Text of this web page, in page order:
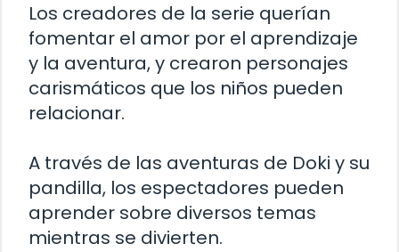
Los creadores de la serie querían
fomentar el amor por el aprendizaje
y la aventura, y crearon personajes
carismáticos que los niños pueden
relacionar.
A través de las aventuras de Doki y su
pandilla, los espectadores pueden
aprender sobre diversos temas
mientras se divierten.